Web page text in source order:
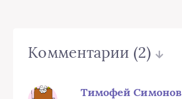
Комментарии (2)
Тимофей Симонов